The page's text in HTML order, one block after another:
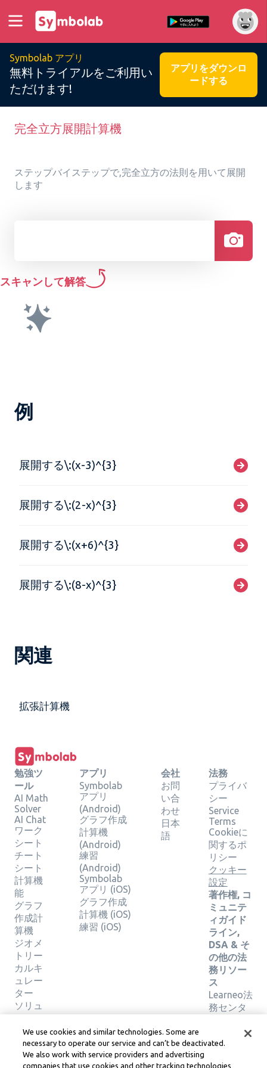
Symbolab アプリ
無料トライアルをご利用い
ただけます!
アプリをダウンロ
ードする
完全立方展開計算機
ステップバイステップで,完全立方の法則を用いて展開
します
スキャンして解答
例
展開する\:(x-3)^{3}
展開する\:(2-x)^{3}
展開する\:(x+6)^{3}
展開する\:(8-x)^{3}
関連
拡張計算機
勉強ツ
ール
AI Math
Solver
AI Chat
ワーク
シート
チート
シート
計算機
能
グラフ
作成計
算機
ジオメ
トリー
カルキ
ュレー
ター
ソリュ
ーショ
ンの検
証
アプリ
Symbolab
アプリ
(Android)
グラフ作成
計算機
(Android)
練習
(Android)
Symbolab
アプリ (iOS)
グラフ作成
計算機 (iOS)
練習 (iOS)
会社
お問
い合
わせ
日本
語
法務
プライバ
シー
Service
Terms
Cookieに
関するポ
リシー
クッキー
設定
著作権, コ
ミュニテ
ィガイド
ライン,
DSA & そ
の他の法
務リソー
ス
Learneo法
務センタ
サービス
We use cookies and similar technologies. Some are
necessary to operate our service and can’t be deactivated.
We also work with service providers and advertising
companies that use cookies and other tracking technologies